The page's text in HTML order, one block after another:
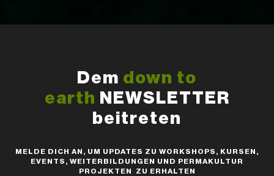
Dem down to
earth NEWSLETTER
beitreten
MELDE DICH AN, UM UPDATES ZU WORKSHOPS, KURSEN,
EVENTS, WEITERBILDUNGEN UND PERMAKULTUR
PROJEKTEN ZU ERHALTEN